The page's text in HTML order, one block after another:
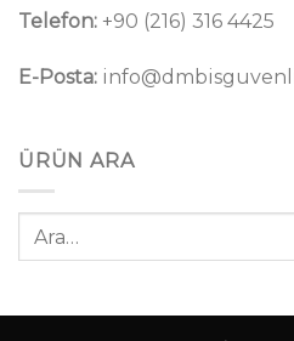
Telefon: +90 (216) 316 4425
E-Posta:
ÜRÜN ARA
Ara: